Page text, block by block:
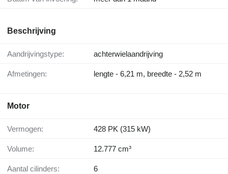
Beschrijving
Aandrijvingstype: achterwielaandrijving
Afmetingen: lengte - 6,21 m, breedte - 2,52 m
Motor
Vermogen: 428 PK (315 kW)
Volume: 12.777 cm³
Aantal cilinders: 6